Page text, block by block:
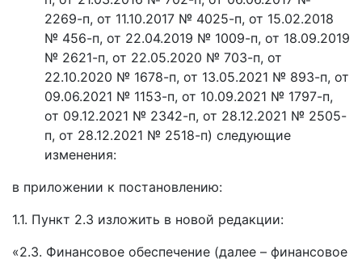
2269-п, от 11.10.2017 № 4025-п, от 15.02.2018
№ 456-п, от 22.04.2019 № 1009-п, от 18.09.2019
№ 2621-п, от 22.05.2020 № 703-п, от
22.10.2020 № 1678-п, от 13.05.2021 № 893-п, от
09.06.2021 № 1153-п, от 10.09.2021 № 1797-п,
от 09.12.2021 № 2342-п, от 28.12.2021 № 2505-
п, от 28.12.2021 № 2518-п) следующие
изменения:
в приложении к постановлению:
1.1. Пункт 2.3 изложить в новой редакции:
«2.3. Финансовое обеспечение (далее – финансовое